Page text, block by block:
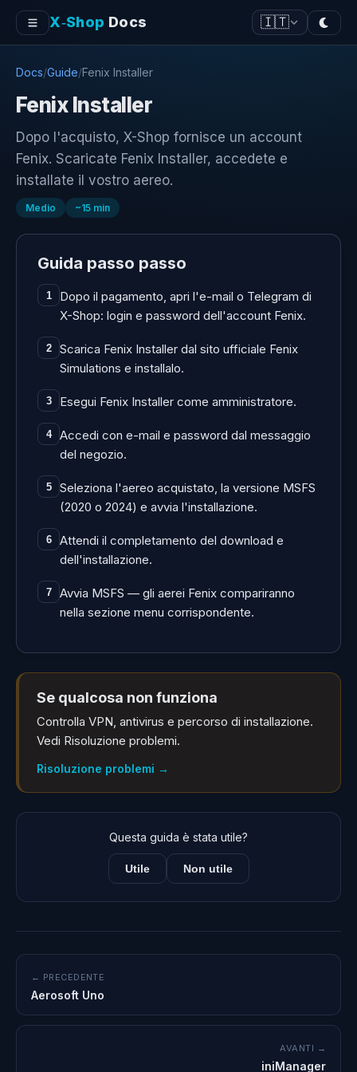
X‑Shop Docs 🇮🇹
Docs/Guide/Fenix Installer
Fenix Installer
Dopo l'acquisto, X-Shop fornisce un account
Fenix. Scaricate Fenix Installer, accedete e
installate il vostro aereo.
Medio ~15 min
Guida passo passo
1
Dopo il pagamento, apri l'e-mail o Telegram di
X-Shop: login e password dell'account Fenix.
2
Scarica Fenix Installer dal sito ufficiale Fenix
Simulations e installalo.
3 Esegui Fenix Installer come amministratore.
4
Accedi con e-mail e password dal messaggio
del negozio.
5
Seleziona l'aereo acquistato, la versione MSFS
(2020 o 2024) e avvia l'installazione.
6
Attendi il completamento del download e
dell'installazione.
7
Avvia MSFS — gli aerei Fenix compariranno
nella sezione menu corrispondente.
Se qualcosa non funziona
Controlla VPN, antivirus e percorso di installazione.
Vedi Risoluzione problemi.
Risoluzione problemi →
Questa guida è stata utile?
Utile Non utile
← PRECEDENTE
Aerosoft Uno
AVANTI →
iniManager